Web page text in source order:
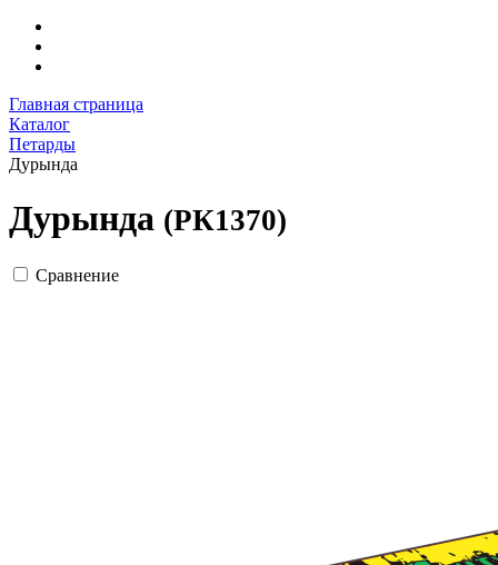
Главная страница
Каталог
Петарды
Дурында
Дурында (РК1370)
Сравнение